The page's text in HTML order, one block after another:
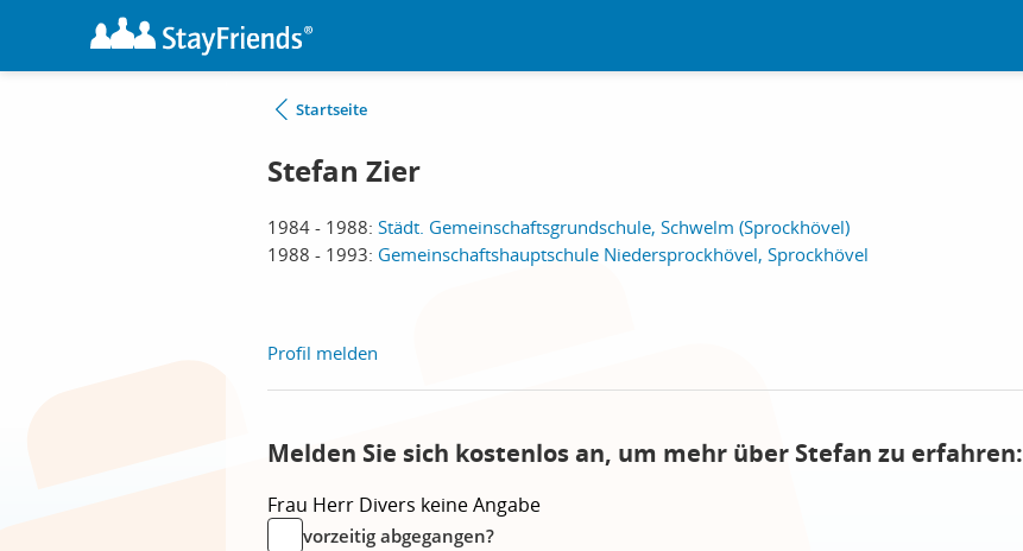
Startseite
Stefan Zier
1984 - 1988: Städt. Gemeinschaftsgrundschule, Schwelm (Sprockhövel)
1988 - 1993: Gemeinschaftshauptschule Niedersprockhövel, Sprockhövel
Profil melden
Melden Sie sich kostenlos an, um mehr über Stefan zu erfahren:
Frau Herr Divers keine Angabe
vorzeitig abgegangen?